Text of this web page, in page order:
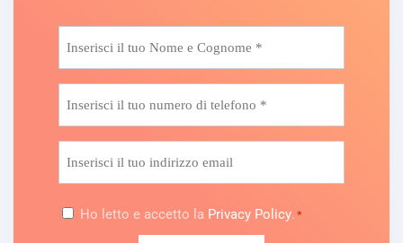
*
Consenso
Ho letto e accetto la Privacy Policy. *